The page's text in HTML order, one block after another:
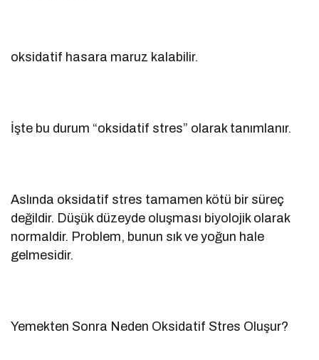
oksidatif hasara maruz kalabilir.
İşte bu durum “oksidatif stres” olarak tanımlanır.
Aslında oksidatif stres tamamen kötü bir süreç
değildir. Düşük düzeyde oluşması biyolojik olarak
normaldir. Problem, bunun sık ve yoğun hale
gelmesidir.
Yemekten Sonra Neden Oksidatif Stres Oluşur?